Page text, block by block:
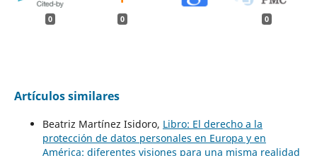
0 0 0
Artículos similares
Beatriz Martínez Isidoro, Libro: El derecho a la
protección de datos personales en Europa y en
América: diferentes visiones para una misma realidad